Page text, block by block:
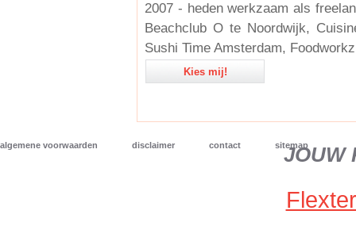
2007 - heden werkzaam als
Beachclub O te Noordwijk,
Sushi Time Amsterdam,
Kies mij!
algemene voorwaarden disclaimer contact sitemap
JOUW